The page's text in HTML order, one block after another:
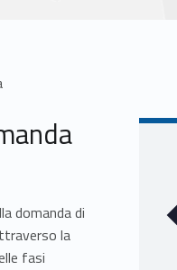
domanda di
la
fasi